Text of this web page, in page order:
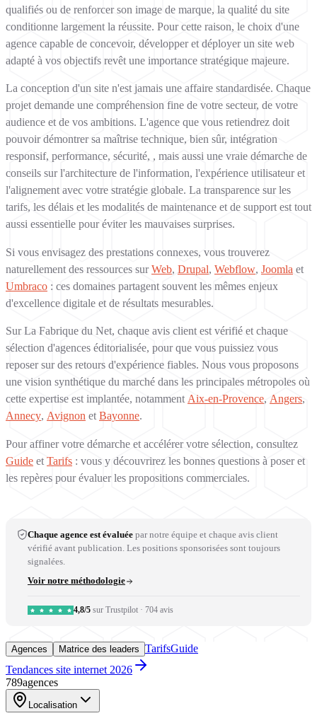
qualifiés ou de renforcer son image de marque, la qualité du site
conditionne largement la réussite. Pour cette raison, le choix d'une
agence capable de concevoir, développer et déployer un site web
adapté à vos objectifs revêt une importance stratégique majeure.
La conception d'un site n'est jamais une affaire standardisée. Chaque
projet demande une compréhension fine de votre secteur, de votre
audience et de vos ambitions. L'agence que vous retiendrez doit
pouvoir démontrer sa maîtrise technique, bien sûr, intégration
responsif, performance, sécurité, , mais aussi une vraie démarche de
conseils sur l'architecture de l'information, l'expérience utilisateur et
l'alignement avec votre stratégie globale. La transparence sur les
tarifs, les délais et les modalités de maintenance et de support est tout
aussi essentielle pour éviter les mauvaises surprises.
Si vous envisagez des prestations connexes, vous trouverez
naturellement des ressources surWeb, Drupal, Webflow, Joomla et
Umbraco : ces domaines partagent souvent les mêmes enjeux
d'excellence digitale et de résultats mesurables.
Sur La Fabrique du Net, chaque avis client est vérifié et chaque
sélection d'agences éditorialisée, pour que vous puissiez vous
reposer sur des retours d'expérience fiables. Nous vous proposons
une vision synthétique du marché dans les principales métropoles où
cette expertise est implantée, notamment Aix-en-Provence, Angers,
Annecy, Avignon et Bayonne.
Pour affiner votre démarche et accélérer votre sélection, consultez
Guide et Tarifs : vous y découvrirez les bonnes questions à poser et
les repères pour évaluer les propositions commerciales.
Chaque agence est évaluée par notre équipe et chaque avis client
vérifié avant publication. Les positions sponsorisées sont toujours
signalées.
Voir notre méthodologie
4,8/5 sur Trustpilot · 704 avis
Agences Matrice des leaders TarifsGuide
Tendances site internet 2026
789agences
Localisation